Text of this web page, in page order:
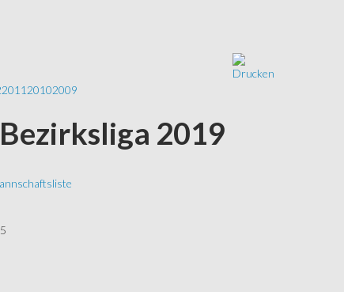
2011 20102009
2019